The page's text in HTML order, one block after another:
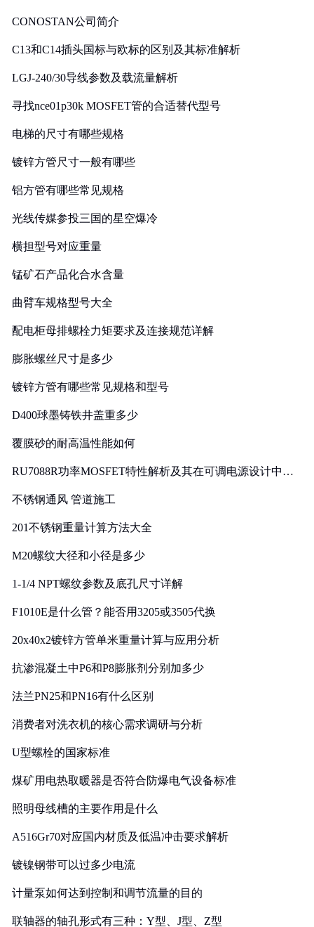
CONOSTAN公司简介
C13和C14插头国标与欧标的区别及其标准解析
LGJ-240/30导线参数及载流量解析
寻找nce01p30k MOSFET管的合适替代型号
电梯的尺寸有哪些规格
镀锌方管尺寸一般有哪些
铝方管有哪些常见规格
光线传媒参投三国的星空爆冷
横担型号对应重量
锰矿石产品化合水含量
曲臂车规格型号大全
配电柜母排螺栓力矩要求及连接规范详解
膨胀螺丝尺寸是多少
镀锌方管有哪些常见规格和型号
D400球墨铸铁井盖重多少
覆膜砂的耐高温性能如何
RU7088R功率MOSFET特性解析及其在可调电源设计中的
不锈钢通风 管道施工
201不锈钢重量计算方法大全
M20螺纹大径和小径是多少
1-1/4 NPT螺纹参数及底孔尺寸详解
F1010E是什么管？能否用3205或3505代换
20x40x2镀锌方管单米重量计算与应用分析
抗渗混凝土中P6和P8膨胀剂分别加多少
法兰PN25和PN16有什么区别
消费者对洗衣机的核心需求调研与分析
U型螺栓的国家标准
煤矿用电热取暖器是否符合防爆电气设备标准
照明母线槽的主要作用是什么
A516Gr70对应国内材质及低温冲击要求解析
镀镍钢带可以过多少电流
计量泵如何达到控制和调节流量的目的
联轴器的轴孔形式有三种：Y型、J型、Z型